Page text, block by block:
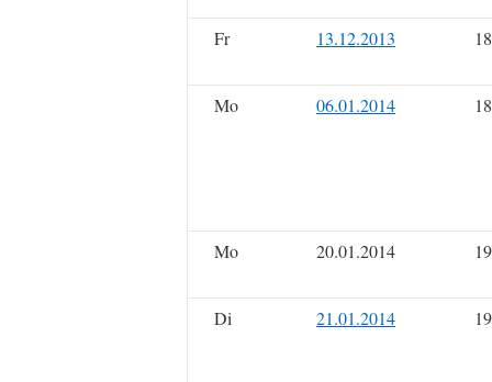
Fr 13.12.2013
Mo 06.01.2014
Mo 20.01.2014
Di 21.01.2014